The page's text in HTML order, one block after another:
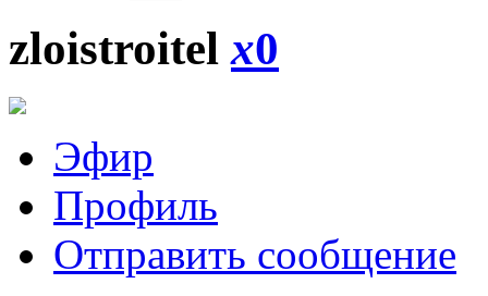
zloistroitelx0
Эфир
Профиль
Отправить сообщение